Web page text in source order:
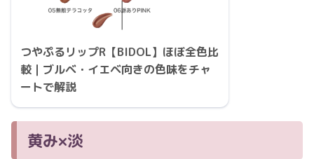
つやぷるリップR【BIDOL】ほぼ全色比
較｜ブルベ・イエベ向きの色味をチャ
ートで解説
黄み×淡